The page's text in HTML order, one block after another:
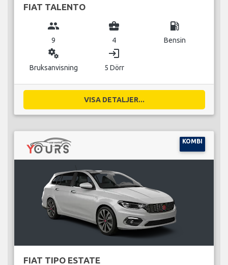
FIAT TALENTO
group
9
business_center
4
local_gas_station
Bensin
miscellaneous_services
Bruksanvisning
login
5 Dörr
VISA DETALJER...
KOMBI
FIAT TIPO ESTATE